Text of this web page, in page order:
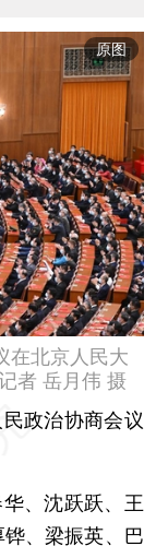
原图
在北京人民大
者 岳月伟 摄
政治协商会议
、沈跃跃、王
铧、梁振英、巴